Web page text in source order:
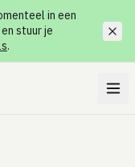
in een
stuur je
.